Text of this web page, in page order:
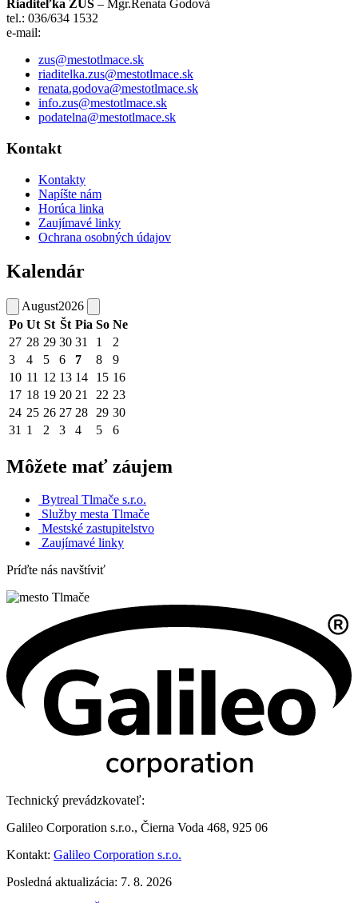
Riaditeľka ZUŠ – Mgr.Renata Godová
tel.: 036/634 1532
e-mail:
zus@mestotlmace.sk
riaditelka.zus@mestotlmace.sk
renata.godova@mestotlmace.sk
info.zus@mestotlmace.sk
podatelna@mestotlmace.sk
Kontakt
Kontakty
Napíšte nám
Horúca linka
Zaujímavé linky
Ochrana osobných údajov
Kalendár
August2026
Po Ut St Št Pia So Ne
27 28 29 30 31 1
2
3
4 5 6 7 8
9
10 11 12 13 14 15 16
17 18 19 20 21 22 23
24 25 26 27 28 29 30
31 1 2 3 4 5 6
Môžete mať záujem
Bytreal Tlmače s.r.o.
Služby mesta Tlmače
Mestské zastupitelstvo
Zaujímavé linky
Príďte nás navštíviť
Technický prevádzkovateľ:
Galileo Corporation s.r.o., Čierna Voda 468, 925 06
Kontakt: Galileo Corporation s.r.o.
Posledná aktualizácia: 7. 8. 2026